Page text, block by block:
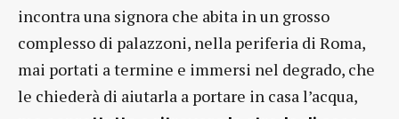
incontra una signora che abita in un grosso
complesso di palazzoni, nella periferia di Roma,
mai portati a termine e immersi nel degrado, che
le chiederà di aiutarla a portare in casa l’acqua,